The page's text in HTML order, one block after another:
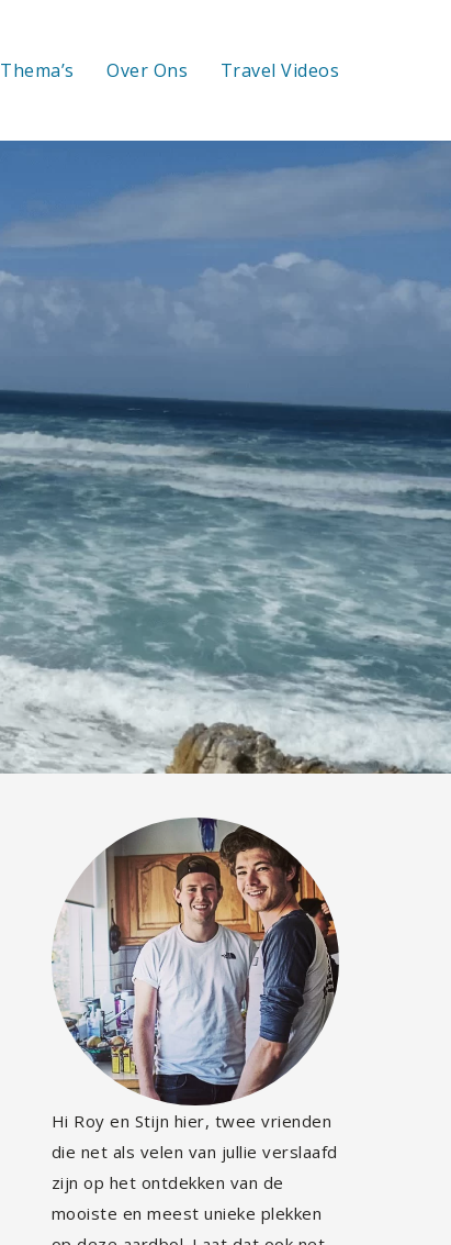
Thema’s Over Ons Travel Videos
Hi Roy en Stijn hier, twee vrienden
die net als velen van jullie verslaafd
zijn op het ontdekken van de
mooiste en meest unieke plekken